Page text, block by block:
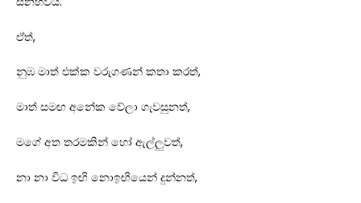
ඒත්,
නුඹ මාත් එක්ක වරුගණන් කතා කරත්,
මාත් සමඟ අනේක වේලා ගැවසුනත්,
මගේ අත තරමකින් හෝ ඇල්ලුවත්,
නා නා විධ ඉඟි නොඉඟියෙන් දුන්නත්,